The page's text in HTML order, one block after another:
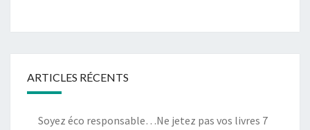
ARTICLES RÉCENTS
Soyez éco responsable…Ne jetez pas vos livres 7